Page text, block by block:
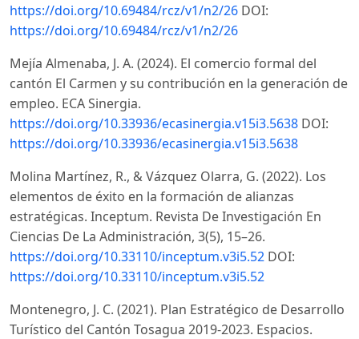
https://doi.org/10.69484/rcz/v1/n2/26 DOI:
https://doi.org/10.69484/rcz/v1/n2/26
Mejía Almenaba, J. A. (2024). El comercio formal del
cantón El Carmen y su contribución en la generación de
empleo. ECA Sinergia.
https://doi.org/10.33936/ecasinergia.v15i3.5638 DOI:
https://doi.org/10.33936/ecasinergia.v15i3.5638
Molina Martínez, R., & Vázquez Olarra, G. (2022). Los
elementos de éxito en la formación de alianzas
estratégicas. Inceptum. Revista De Investigación En
Ciencias De La Administración, 3(5), 15–26.
https://doi.org/10.33110/inceptum.v3i5.52 DOI:
https://doi.org/10.33110/inceptum.v3i5.52
Montenegro, J. C. (2021). Plan Estratégico de Desarrollo
Turístico del Cantón Tosagua 2019-2023. Espacios.